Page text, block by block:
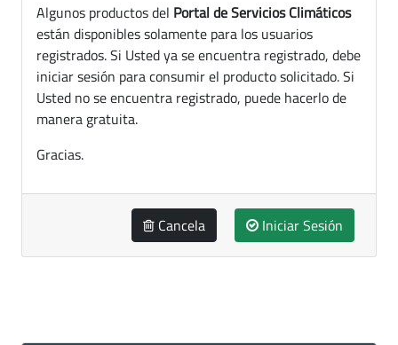
Algunos productos del Portal de Servicios Climáticos
están disponibles solamente para los usuarios
registrados. Si Usted ya se encuentra registrado, debe
iniciar sesión para consumir el producto solicitado. Si
Usted no se encuentra registrado, puede hacerlo de
manera gratuita.
Gracias.
Cancela Iniciar Sesión